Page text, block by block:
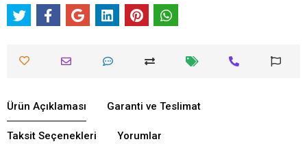
Ürün Açıklaması Garanti ve Teslimat
Taksit Seçenekleri Yorumlar